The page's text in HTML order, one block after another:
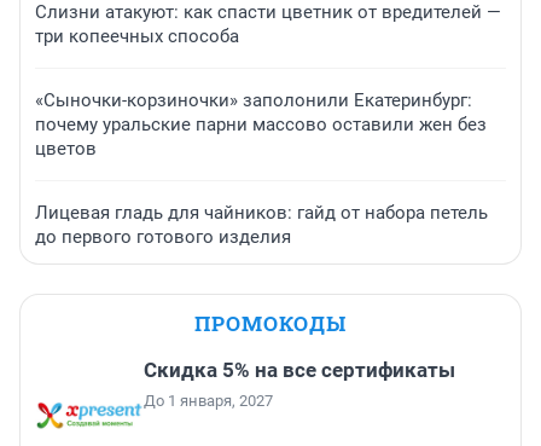
Слизни атакуют: как спасти цветник от вредителей —
три копеечных способа
«Сыночки-корзиночки» заполонили Екатеринбург:
почему уральские парни массово оставили жен без
цветов
Лицевая гладь для чайников: гайд от набора петель
до первого готового изделия
ПРОМОКОДЫ
Скидка 5% на все сертификаты
До 1 января, 2027